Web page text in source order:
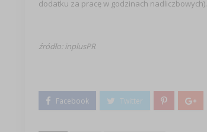
dodatku za pracę w godzinach nadliczbowych).
źródło: inplusPR